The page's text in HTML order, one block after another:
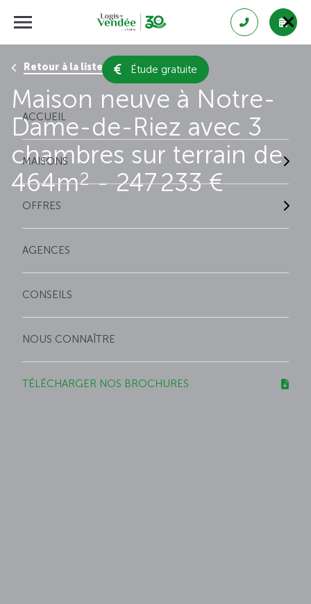
Étude gratuite
ACCUEIL
MAISONS
OFFRES
AGENCES
CONSEILS
NOUS CONNAÎTRE
TÉLÉCHARGER NOS BROCHURES
Retour à la liste des résultats
Maison neuve à Notre-
Dame-de-Riez avec 3
chambres sur terrain de
464m2- 247 233 €